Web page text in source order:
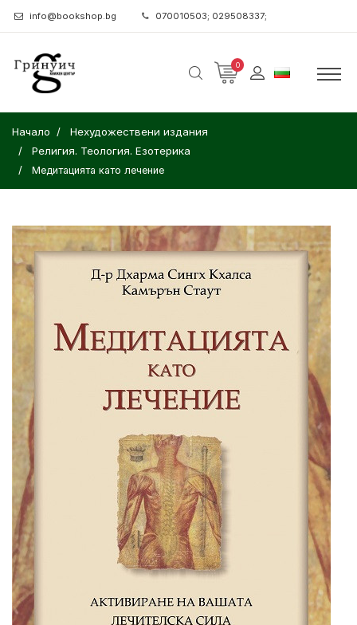
info@bookshop.bg 070010503; 029508337;
0
Начало
Нехудожествени издания
Религия. Теология. Езотерика
Медитацията като лечение